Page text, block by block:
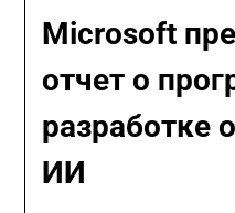
Microsoft
отчет о
разработке
ИИ